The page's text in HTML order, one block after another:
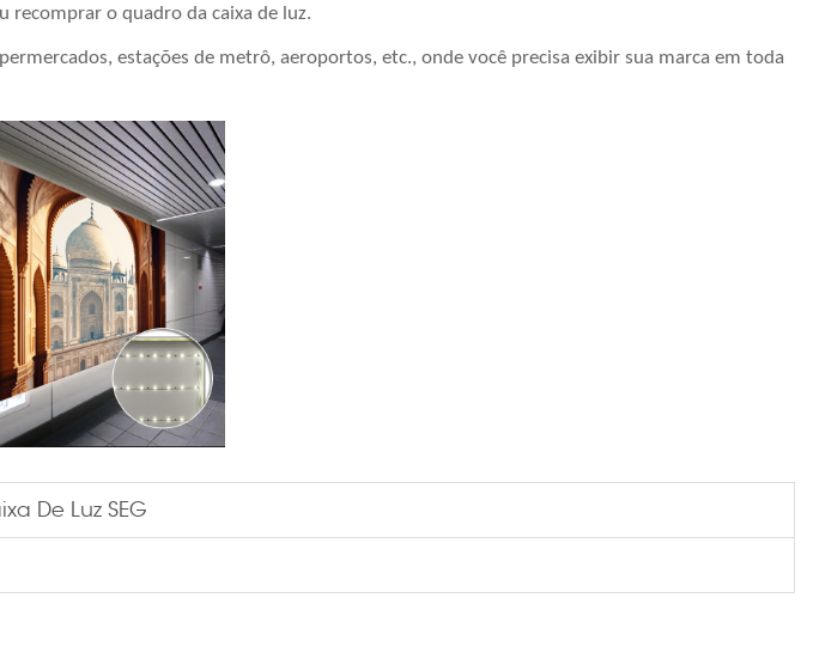
o quadro da caixa de luz.
estações de metrô, aeroportos, etc., onde você precisa exibir sua marca em toda
De Luz SEG